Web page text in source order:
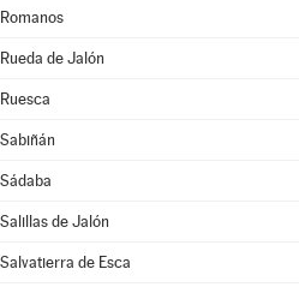
Romanos
Rueda de Jalón
Ruesca
Sabiñán
Sádaba
Salillas de Jalón
Salvatierra de Esca